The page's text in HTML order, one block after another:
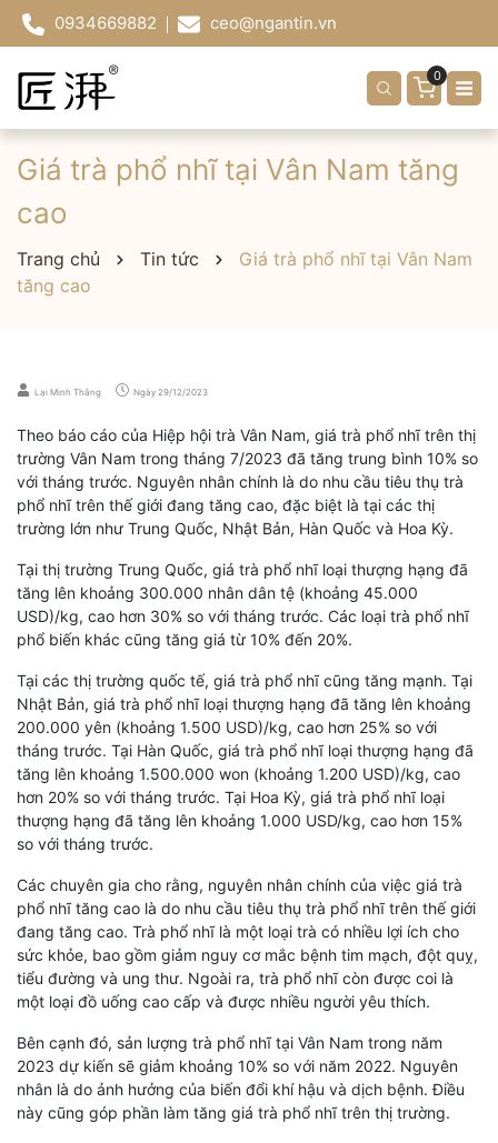
0934669882 ceo@ngantin.vn
0
Giá trà phổ nhĩ tại Vân Nam tăng
cao
Trang chủ Tin tức
Giá trà phổ nhĩ tại Vân Nam
tăng cao
Lại Minh Thắng Ngày 29/12/2023
Theo báo cáo của Hiệp hội trà Vân Nam, giá trà phổ nhĩ trên thị
trường Vân Nam trong tháng 7/2023 đã tăng trung bình 10% so
với tháng trước. Nguyên nhân chính là do nhu cầu tiêu thụ trà
phổ nhĩ trên thế giới đang tăng cao, đặc biệt là tại các thị
trường lớn như Trung Quốc, Nhật Bản, Hàn Quốc và Hoa Kỳ.
Tại thị trường Trung Quốc, giá trà phổ nhĩ loại thượng hạng đã
tăng lên khoảng 300.000 nhân dân tệ (khoảng 45.000
USD)/kg, cao hơn 30% so với tháng trước. Các loại trà phổ nhĩ
phổ biến khác cũng tăng giá từ 10% đến 20%.
Tại các thị trường quốc tế, giá trà phổ nhĩ cũng tăng mạnh. Tại
Nhật Bản, giá trà phổ nhĩ loại thượng hạng đã tăng lên khoảng
200.000 yên (khoảng 1.500 USD)/kg, cao hơn 25% so với
tháng trước. Tại Hàn Quốc, giá trà phổ nhĩ loại thượng hạng đã
tăng lên khoảng 1.500.000 won (khoảng 1.200 USD)/kg, cao
hơn 20% so với tháng trước. Tại Hoa Kỳ, giá trà phổ nhĩ loại
thượng hạng đã tăng lên khoảng 1.000 USD/kg, cao hơn 15%
so với tháng trước.
Các chuyên gia cho rằng, nguyên nhân chính của việc giá trà
phổ nhĩ tăng cao là do nhu cầu tiêu thụ trà phổ nhĩ trên thế giới
đang tăng cao. Trà phổ nhĩ là một loại trà có nhiều lợi ích cho
sức khỏe, bao gồm giảm nguy cơ mắc bệnh tim mạch, đột quỵ,
tiểu đường và ung thư. Ngoài ra, trà phổ nhĩ còn được coi là
một loại đồ uống cao cấp và được nhiều người yêu thích.
Bên cạnh đó, sản lượng trà phổ nhĩ tại Vân Nam trong năm
2023 dự kiến sẽ giảm khoảng 10% so với năm 2022. Nguyên
nhân là do ảnh hưởng của biến đổi khí hậu và dịch bệnh. Điều
này cũng góp phần làm tăng giá trà phổ nhĩ trên thị trường.